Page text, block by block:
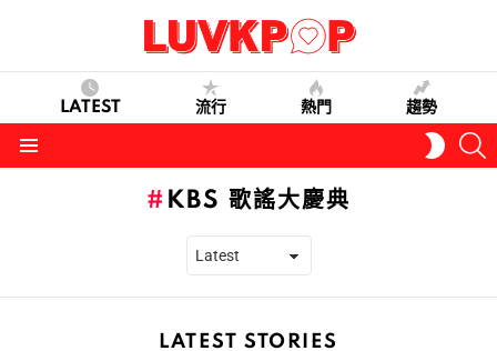
LATEST 流行 熱門 趨勢
SKIN
KBS 歌謠大慶典
LATEST STORIES